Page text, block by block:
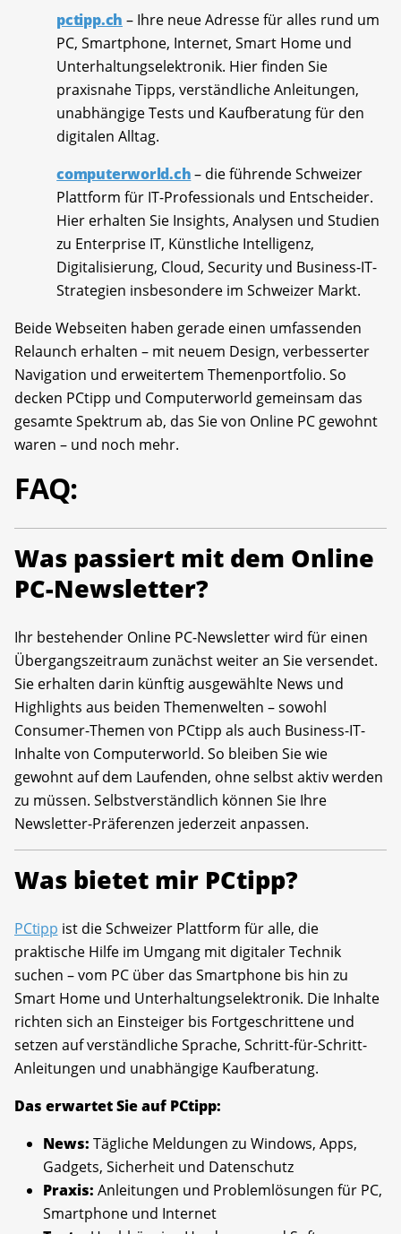
pctipp.ch – Ihre neue Adresse für alles rund um
PC, Smartphone, Internet, Smart Home und
Unterhaltungselektronik. Hier finden Sie
praxisnahe Tipps, verständliche Anleitungen,
unabhängige Tests und Kaufberatung für den
digitalen Alltag.
computerworld.ch– die führende Schweizer
Plattform für IT-Professionals und Entscheider.
Hier erhalten Sie Insights, Analysen und Studien
zu Enterprise IT, Künstliche Intelligenz,
Digitalisierung, Cloud, Security und Business-IT-
Strategien insbesondere im Schweizer Markt.
Beide Webseiten haben gerade einen umfassenden
Relaunch erhalten – mit neuem Design, verbesserter
Navigation und erweitertem Themenportfolio. So
decken PCtipp und Computerworld gemeinsam das
gesamte Spektrum ab, das Sie von Online PC gewohnt
waren – und noch mehr.
FAQ:
Was passiert mit dem Online
PC-Newsletter?
Ihr bestehender Online PC-Newsletter wird für einen
Übergangszeitraum zunächst weiter an Sie versendet.
Sie erhalten darin künftig ausgewählte News und
Highlights aus beiden Themenwelten – sowohl
Consumer-Themen von PCtipp als auch Business-IT-
Inhalte von Computerworld. So bleiben Sie wie
gewohnt auf dem Laufenden, ohne selbst aktiv werden
zu müssen. Selbstverständlich können Sie Ihre
Newsletter-Präferenzen jederzeit anpassen.
Was bietet mir PCtipp?
PCtipp ist die Schweizer Plattform für alle, die
praktische Hilfe im Umgang mit digitaler Technik
suchen – vom PC über das Smartphone bis hin zu
Smart Home und Unterhaltungselektronik. Die Inhalte
richten sich an Einsteiger bis Fortgeschrittene und
setzen auf verständliche Sprache, Schritt-für-Schritt-
Anleitungen und unabhängige Kaufberatung.
Das erwartet Sie auf PCtipp:
News: Tägliche Meldungen zu Windows, Apps,
Gadgets, Sicherheit und Datenschutz
Praxis: Anleitungen und Problemlösungen für PC,
Smartphone und Internet